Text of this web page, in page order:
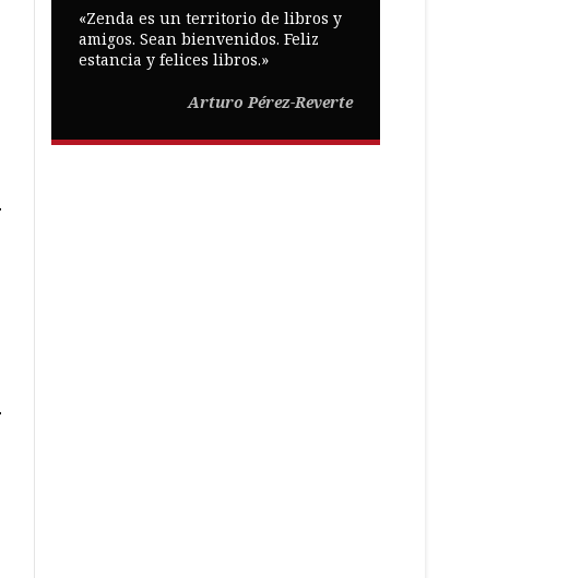
«Zenda es un territorio de libros y
amigos. Sean bienvenidos. Feliz
estancia y felices libros.»
Arturo Pérez-Reverte